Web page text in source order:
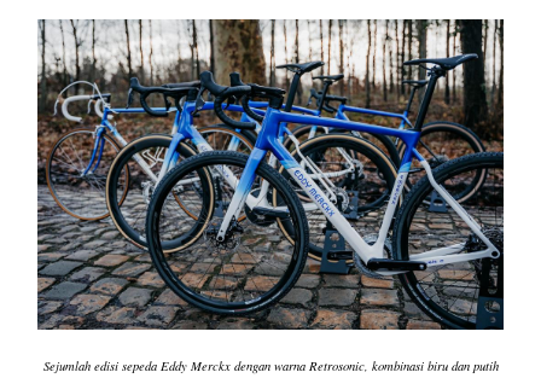
Sejumlah edisi sepeda Eddy Merckx dengan warna Retrosonic, kombinasi biru dan putih